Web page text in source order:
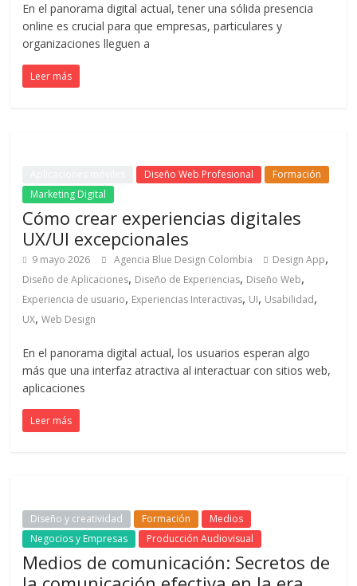
Agencia
Blue
Design
Colombia
Latina
Una
mirada
estratégica
versátil
del
en
LATAM
Bitácora
Medios,
Publicidad,
Marketing,
Campañas
En el panorama digital actual, tener una sólida presencia
online es crucial para que empresas, particulares y
organizaciones lleguen a
Leer más
Diseño Web Profesional
Formación
Marketing Digital
Cómo crear experiencias digitales
UX/UI excepcionales
9 mayo 2026 Agencia Blue Design Colombia Design App,
Diseño de Aplicaciones, Diseño de Experiencias, Diseño Web,
Experiencia de usuario, Experiencias Interactivas, UI, Usabilidad,
UX,Web Design
En el panorama digital actual, los usuarios esperan algo
más que una interfaz atractiva al interactuar con sitios web,
aplicaciones
Leer más
Diseño y creatividad Formación
Medios
Negocios y Empresas
Producción Audiovisual
Medios de comunicación: Secretos de